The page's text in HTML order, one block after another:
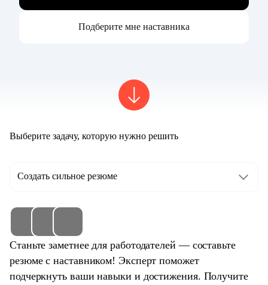
Подберите мне наставника
Выберите задачу, которую нужно решить
Создать сильное резюме
Станьте заметнее для работодателей — составьте
резюме с наставником! Эксперт поможет
подчеркнуть ваши навыки и достижения. Получите